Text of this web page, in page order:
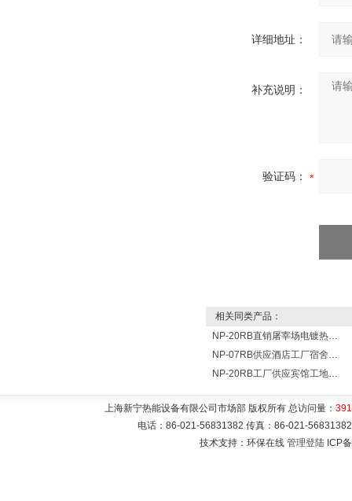
详细地址：
补充说明：
验证码：
相关同类产品：
NP-20RB直销屠宰场电镀热泵 20匹空气能热泵一体机-供水设备
NP-07RB供应酒店工厂宿舍洗澡用7匹空气源热水器
NP-20RB工厂供应宾馆工地学校用20P空气源热水器
上海新宁热能设备有限公司市场部 版权所有 总访问量：
电话：86-021-56831382 传真：86-021-
技术支持：环保在线 管理登陆 ICP